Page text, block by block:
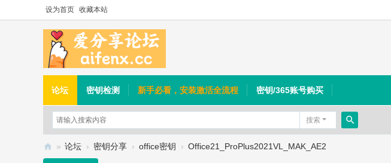
设为首页 收藏本站
论坛 密钥检测 新手必看，安装激活全流程 密钥/365账号购买
搜索
搜
» 论坛 › 密钥分享 › office密钥 › Office21_ProPlus2021VL_MAK_AE2